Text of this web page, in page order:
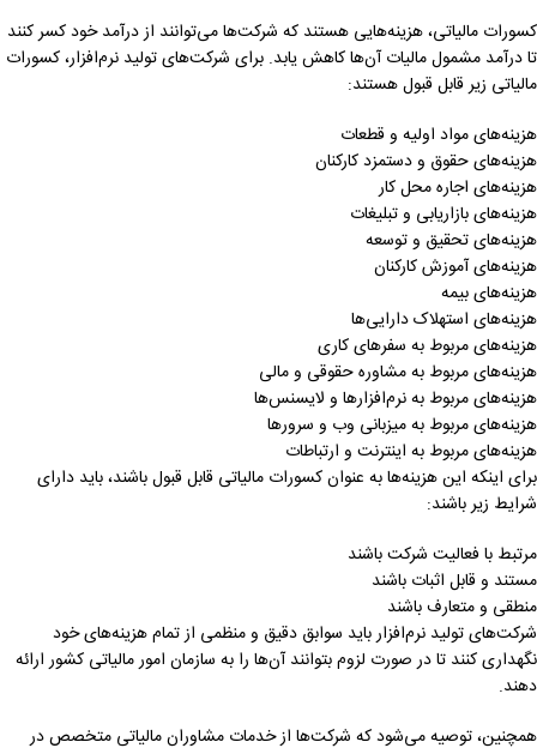
کسورات مالیاتی، هزینه‌هایی هستند که شرکت‌ها می‌توانند از درآمد خود کسر کنند
تا درآمد مشمول مالیات آن‌ها کاهش یابد. برای شرکت‌های تولید نرم‌افزار، کسورات
مالیاتی زیر قابل قبول هستند:
هزینه‌های مواد اولیه و قطعات
هزینه‌های حقوق و دستمزد کارکنان
هزینه‌های اجاره محل کار
هزینه‌های بازاریابی و تبلیغات
هزینه‌های تحقیق و توسعه
هزینه‌های آموزش کارکنان
هزینه‌های بیمه
هزینه‌های استهلاک دارایی‌ها
هزینه‌های مربوط به سفرهای کاری
هزینه‌های مربوط به مشاوره حقوقی و مالی
هزینه‌های مربوط به نرم‌افزارها و لایسنس‌ها
هزینه‌های مربوط به میزبانی وب و سرورها
هزینه‌های مربوط به اینترنت و ارتباطات
برای اینکه این هزینه‌ها به عنوان کسورات مالیاتی قابل قبول باشند، باید دارای
شرایط زیر باشند:
مرتبط با فعالیت شرکت باشند
مستند و قابل اثبات باشند
منطقی و متعارف باشند
شرکت‌های تولید نرم‌افزار باید سوابق دقیق و منظمی از تمام هزینه‌های خود
نگهداری کنند تا در صورت لزوم بتوانند آن‌ها را به سازمان امور مالیاتی کشور ارائه
دهند.
همچنین، توصیه می‌شود که شرکت‌ها از خدمات مشاوران مالیاتی متخصص در